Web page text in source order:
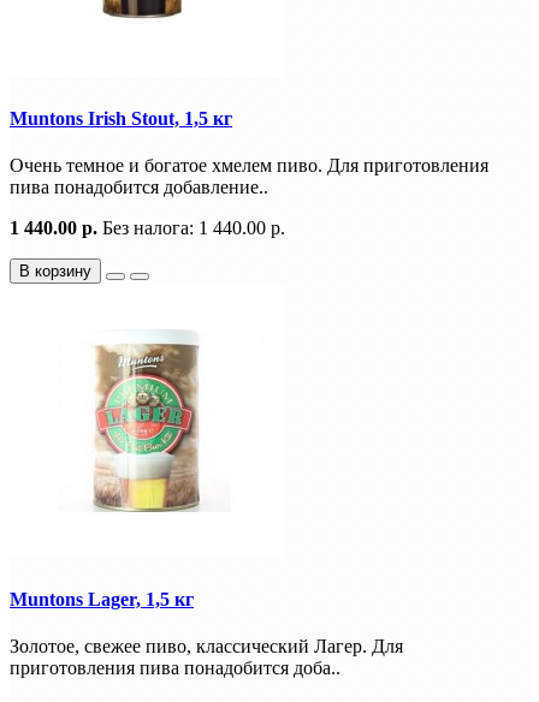
Muntons Irish Stout, 1,5 кг
Очень темное и богатое хмелем пиво. Для приготовления
пива понадобится добавление..
1 440.00 р. Без налога: 1 440.00 р.
В корзину
Muntons Lager, 1,5 кг
Золотое, свежее пиво, классический Лагер. Для
приготовления пива понадобится доба..